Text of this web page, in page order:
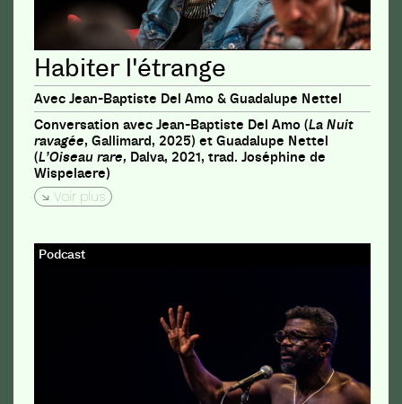
Habiter l'étrange
Avec Jean-Baptiste Del Amo & Guadalupe Nettel
Conversation avec Jean-Baptiste Del Amo (La Nuit
ravagée, Gallimard, 2025) et Guadalupe Nettel
(L’Oiseau rare, Dalva, 2021, trad. Joséphine de
Wispelaere)
Voir plus
Podcast